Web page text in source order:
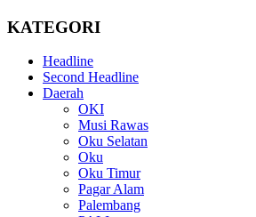
KATEGORI
Headline
Second Headline
Daerah
OKI
Musi Rawas
Oku Selatan
Oku
Oku Timur
Pagar Alam
Palembang